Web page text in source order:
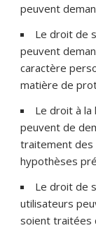
peuvent
Le droit de
peuvent
caractère
matière de
Le droit à
peuvent de
traitement des
hypothèses
Le droit de
utilisateurs
soient traitées